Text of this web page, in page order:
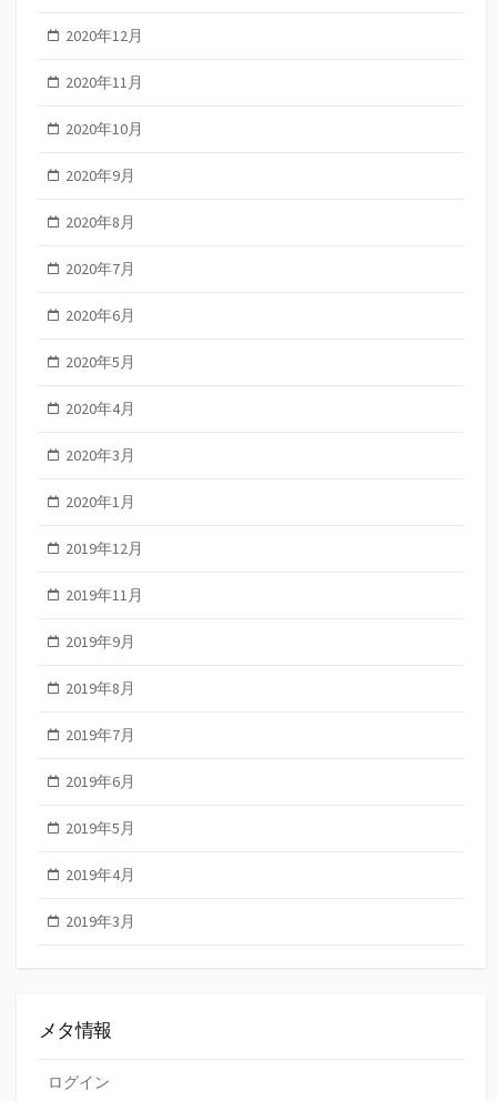
2020年12月
2020年11月
2020年10月
2020年9月
2020年8月
2020年7月
2020年6月
2020年5月
2020年4月
2020年3月
2020年1月
2019年12月
2019年11月
2019年9月
2019年8月
2019年7月
2019年6月
2019年5月
2019年4月
2019年3月
メタ情報
ログイン